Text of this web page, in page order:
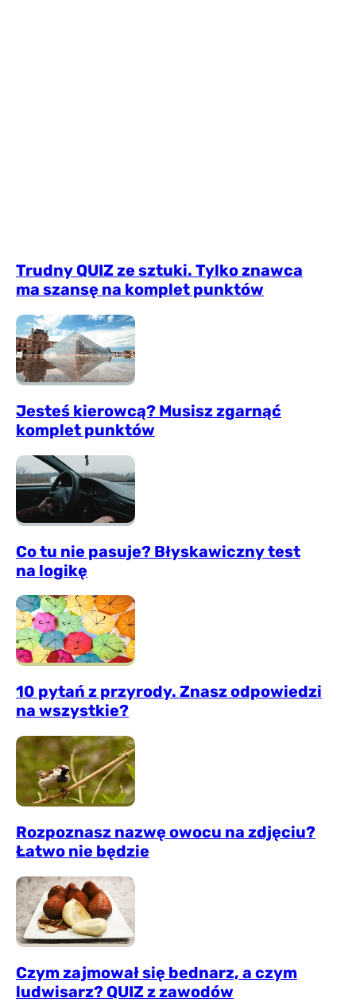
Trudny QUIZ ze sztuki. Tylko znawca
ma szansę na komplet punktów
Jesteś kierowcą? Musisz zgarnąć
komplet punktów
Co tu nie pasuje? Błyskawiczny test
na logikę
10 pytań z przyrody. Znasz odpowiedzi
na wszystkie?
Rozpoznasz nazwę owocu na zdjęciu?
Łatwo nie będzie
Czym zajmował się bednarz, a czym
ludwisarz? QUIZ z zawodów